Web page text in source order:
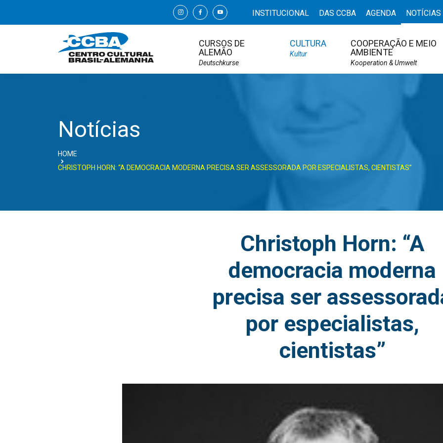
INSTITUCIONAL DAS CCBA AGENDA NOTÍCIAS
CURSOS DE
ALEMÃO
Deutschkurse
CULTURA
Kultur
COOPERAÇÃO E MEIO
AMBIENTE
Kooperation & Umwelt
Notícias
HOME
CHRISTOPH HORN: “A DEMOCRACIA MODERNA PRECISA SER ASSESSORADA POR ESPECIALISTAS, CIENTISTAS”
Christoph Horn: “A
democracia moderna
precisa ser
por especialistas,
cientistas”